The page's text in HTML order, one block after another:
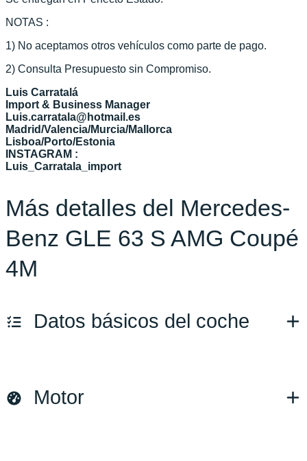
NOTAS :
1) No aceptamos otros vehículos como parte de pago.
2) Consulta Presupuesto sin Compromiso.
Luis Carratalá
Import & Business Manager
Luis.carratala@hotmail.es
Madrid/Valencia/Murcia/Mallorca
Lisboa/Porto/Estonia
INSTAGRAM :
Luis_Carratala_import
Más detalles del Mercedes-
Benz GLE 63 S AMG Coupé
4M
Datos básicos del coche
Versión:No especificado
Motor